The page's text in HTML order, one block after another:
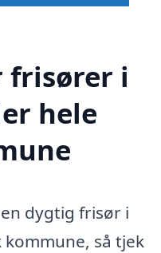
frisører i
hele
dygtig frisør i
så tjek